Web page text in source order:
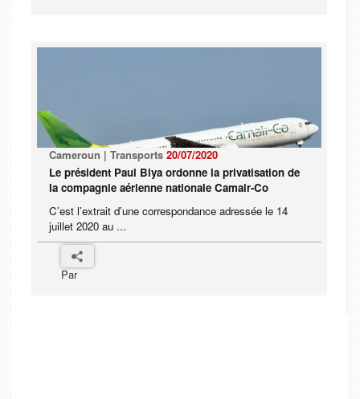
Cameroun | Transports 20/07/2020
Le président Paul Biya ordonne la privatisation de
la compagnie aérienne nationale Camair-Co
C’est l’extrait d’une correspondance adressée le 14
juillet 2020 au ...
Par